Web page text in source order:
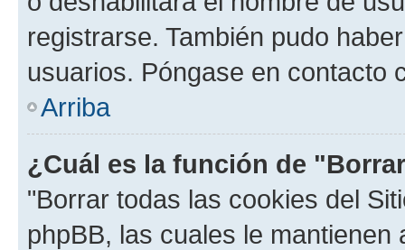
registrarse. También pudo
usuarios. Póngase en contacto
Arriba
¿Cuál es la función de
"Borrar todas las cookies del
phpBB, las cuales le